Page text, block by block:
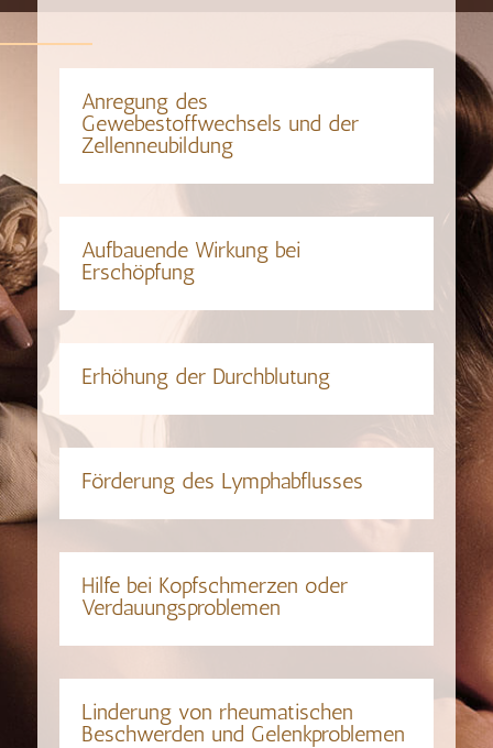
Anregung des
Gewebestoffwechsels und der
Zellenneubildung
Aufbauende Wirkung bei
Erschöpfung
Erhöhung der Durchblutung
Förderung des Lymphabflusses
Hilfe bei Kopfschmerzen oder
Verdauungsproblemen
Linderung von rheumatischen
Beschwerden und Gelenkproblemen